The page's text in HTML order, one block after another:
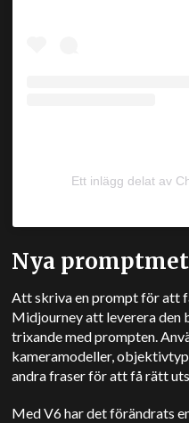
Ett inlägg delat av
Nya
Att skriva en prompt för att
Midjourney att leverera den
trixande med prompten.
kameramodeller,
andra fraser för att få rätt
Med V6 har det förändrats